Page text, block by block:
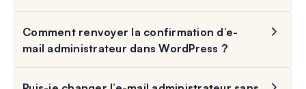
Comment renvoyer la confirmation d’e-
mail administrateur dans WordPress ?